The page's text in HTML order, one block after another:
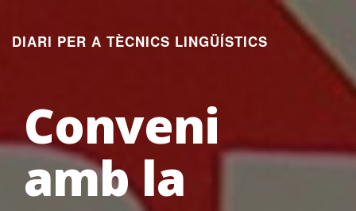
contingut
DIARI PER A TÈCNICS LINGÜÍSTICS
Conveni
amb la